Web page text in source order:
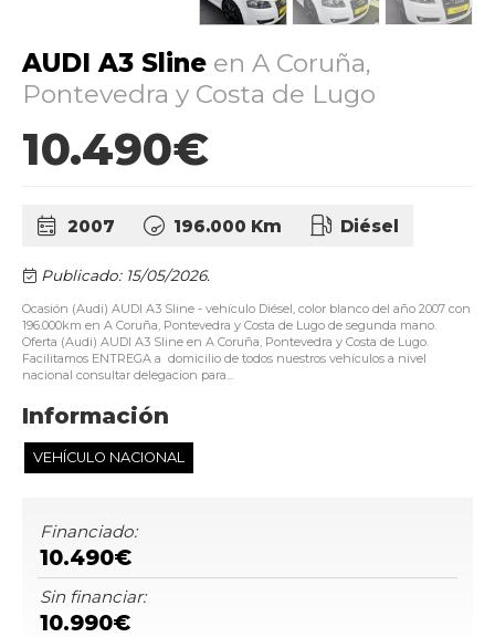
AUDI A3 Sline en A Coruña,
Pontevedra y Costa de Lugo
10.490€
2007 196.000 Km Diésel
Publicado: 15/05/2026.
Ocasión (Audi) AUDI A3 Sline - vehículo Diésel, color blanco del año 2007 con
196.000km en A Coruña, Pontevedra y Costa de Lugo de segunda mano.
Oferta (Audi) AUDI A3 Sline en A Coruña, Pontevedra y Costa de Lugo.
Facilitamos ENTREGA a domicilio de todos nuestros vehículos a nivel
nacional consultar delegacion para...
Información
VEHÍCULO NACIONAL
Financiado:
10.490€
Sin financiar:
10.990€